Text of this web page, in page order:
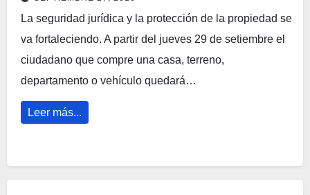
La seguridad jurídica y la protección de la propiedad se
va fortaleciendo. A partir del jueves 29 de setiembre el
ciudadano que compre una casa, terreno,
departamento o vehículo quedará…
Leer más...